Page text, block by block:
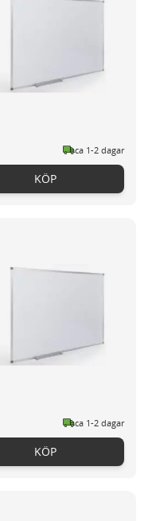
ca 1-2 dagar
KÖP
ca 1-2 dagar
KÖP